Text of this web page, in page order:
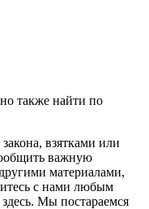
также найти по
взятками или
важную
материалами,
с нами любым
Мы постараемся